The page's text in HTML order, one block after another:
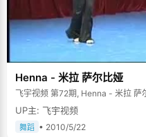
Henna - 米拉 萨尔比娅
飞宇视频 第72期, Henna - 米拉 萨
UP主: 飞宇视频
舞蹈 • 2010/5/22